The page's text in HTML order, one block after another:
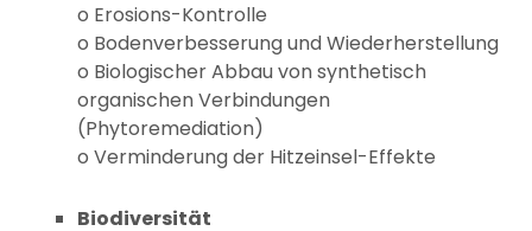
o Erosions-Kontrolle
o Bodenverbesserung und Wiederherstellung
o Biologischer Abbau von synthetisch
organischen Verbindungen
(Phytoremediation)
o Verminderung der Hitzeinsel-Effekte
Biodiversität